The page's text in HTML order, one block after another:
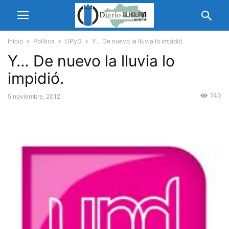
Inicio Política UPyD Y… De nuevo la lluvia lo impidió.
Y… De nuevo la lluvia lo
impidió.
5 noviembre, 2012 740